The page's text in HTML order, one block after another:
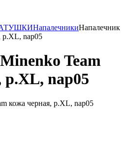
НапалечникиНапалечник
р.XL, nap05
Team
р.XL, nap05